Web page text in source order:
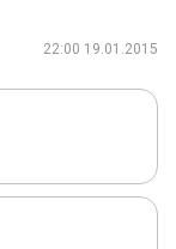
22:00 19.01.2015